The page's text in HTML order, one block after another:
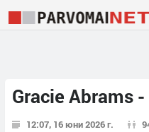
Gracie Abrams
12:07, 16 юни 2026 г.